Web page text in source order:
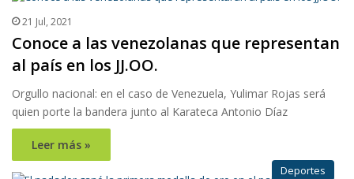
21 Jul, 2021
Conoce a las venezolanas que representan
al país en los JJ.OO.
Orgullo nacional: en el caso de Venezuela, Yulimar Rojas será
quien porte la bandera junto al Karateca Antonio Díaz
Leer más »
Deportes